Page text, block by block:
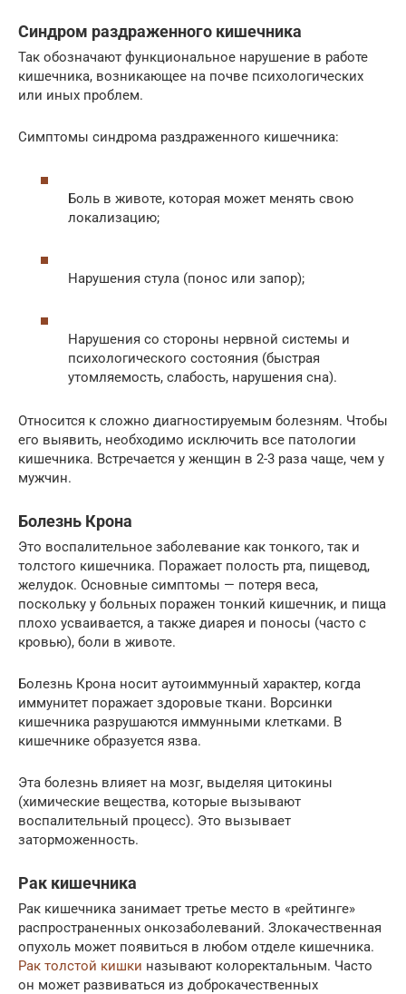
Синдром раздраженного кишечника
Так обозначают функциональное нарушение в работе
кишечника, возникающее на почве психологических
или иных проблем.
Симптомы синдрома раздраженного кишечника:
Боль в животе, которая может менять свою
локализацию;
Нарушения стула (понос или запор);
Нарушения со стороны нервной системы и
психологического состояния (быстрая
утомляемость, слабость, нарушения сна).
Относится к сложно диагностируемым болезням. Чтобы
его выявить, необходимо исключить все патологии
кишечника. Встречается у женщин в 2-3 раза чаще, чем у
мужчин.
Болезнь Крона
Это воспалительное заболевание как тонкого, так и
толстого кишечника. Поражает полость рта, пищевод,
желудок. Основные симптомы — потеря веса,
поскольку у больных поражен тонкий кишечник, и пища
плохо усваивается, а также диарея и поносы (часто с
кровью), боли в животе.
Болезнь Крона носит аутоиммунный характер, когда
иммунитет поражает здоровые ткани. Ворсинки
кишечника разрушаются иммунными клетками. В
кишечнике образуется язва.
Эта болезнь влияет на мозг, выделяя цитокины
(химические вещества, которые вызывают
воспалительный процесс). Это вызывает
заторможенность.
Рак кишечника
Рак кишечника занимает третье место в «рейтинге»
распространенных онкозаболеваний. Злокачественная
опухоль может появиться в любом отделе кишечника.
Рак толстой кишки называют колоректальным. Часто
он может развиваться из доброкачественных